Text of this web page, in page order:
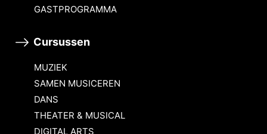
GASTPROGRAMMA
Cursussen
MUZIEK
SAMEN MUSICEREN
DANS
THEATER & MUSICAL
DIGITAL ARTS